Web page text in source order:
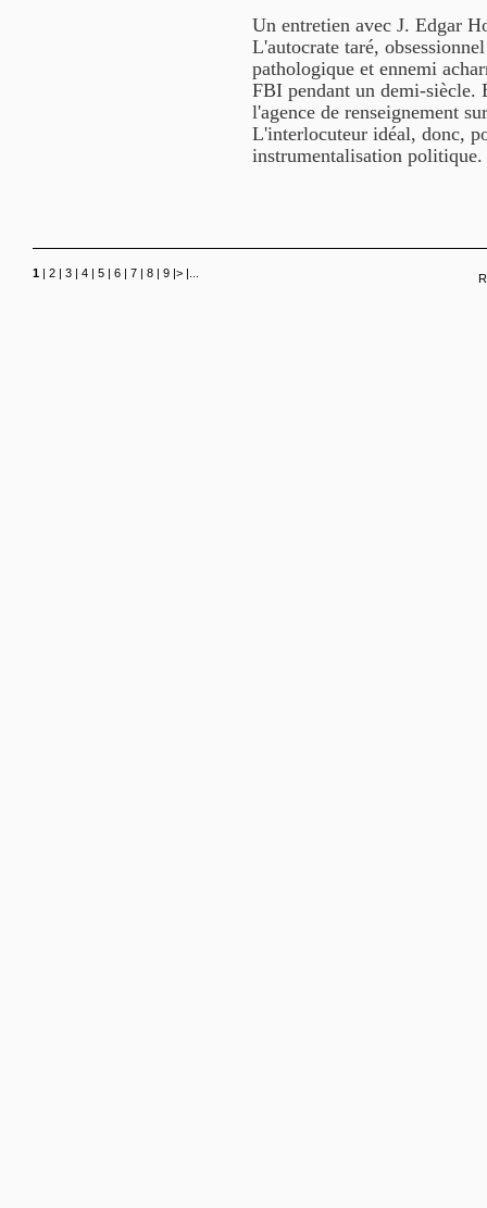
Un entretien avec J. Edgar
L'autocrate taré,
pathologique et ennemi
FBI pendant un demi-
l'agence de renseignement
L'interlocuteur idéal, donc,
instrumentalisation politique.
1 | 2 | 3 | 4 | 5 | 6 | 7 | 8 | 9 |> |